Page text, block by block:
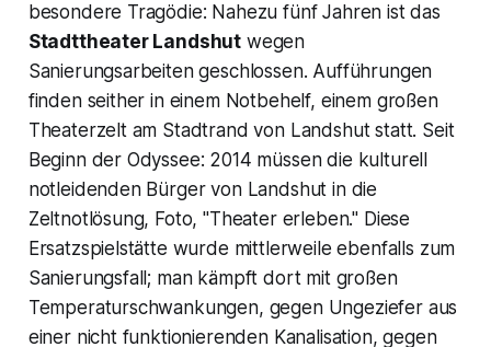
besondere Tragödie: Nahezu fünf Jahren ist das
Stadttheater Landshut wegen
Sanierungsarbeiten geschlossen. Aufführungen
finden seither in einem Notbehelf, einem großen
Theaterzelt am Stadtrand von Landshut statt. Seit
Beginn der Odyssee: 2014 müssen die kulturell
notleidenden Bürger von Landshut in die
Zeltnotlösung, Foto, "Theater erleben." Diese
Ersatzspielstätte wurde mittlerweile ebenfalls zum
Sanierungsfall; man kämpft dort mit großen
Temperaturschwankungen, gegen Ungeziefer aus
einer nicht funktionierenden Kanalisation, gegen